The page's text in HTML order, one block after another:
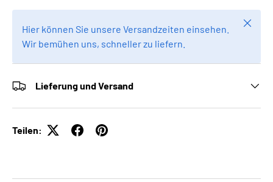
Hier können Sie unsere Versandzeiten einsehen.
Wir bemühen uns, schneller zu liefern.
Lieferung und Versand
Teilen: